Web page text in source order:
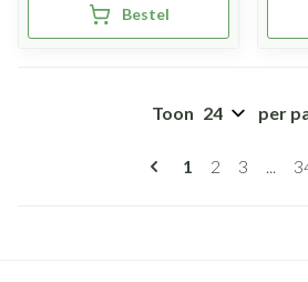
Bestel
U lees
1 Pagina
2 Pagina
3 ...
Toon per